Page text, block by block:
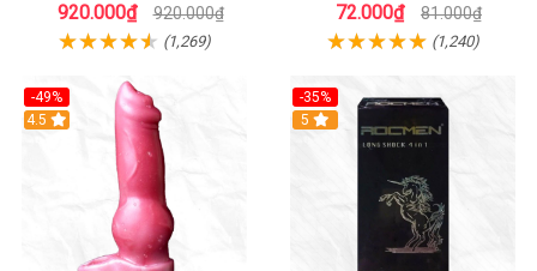
bìu cao cấp
920.000₫ 920.000₫
(1,269)
72.000₫ 81.000₫
(1,240)
-49%
4.5
-35%
5